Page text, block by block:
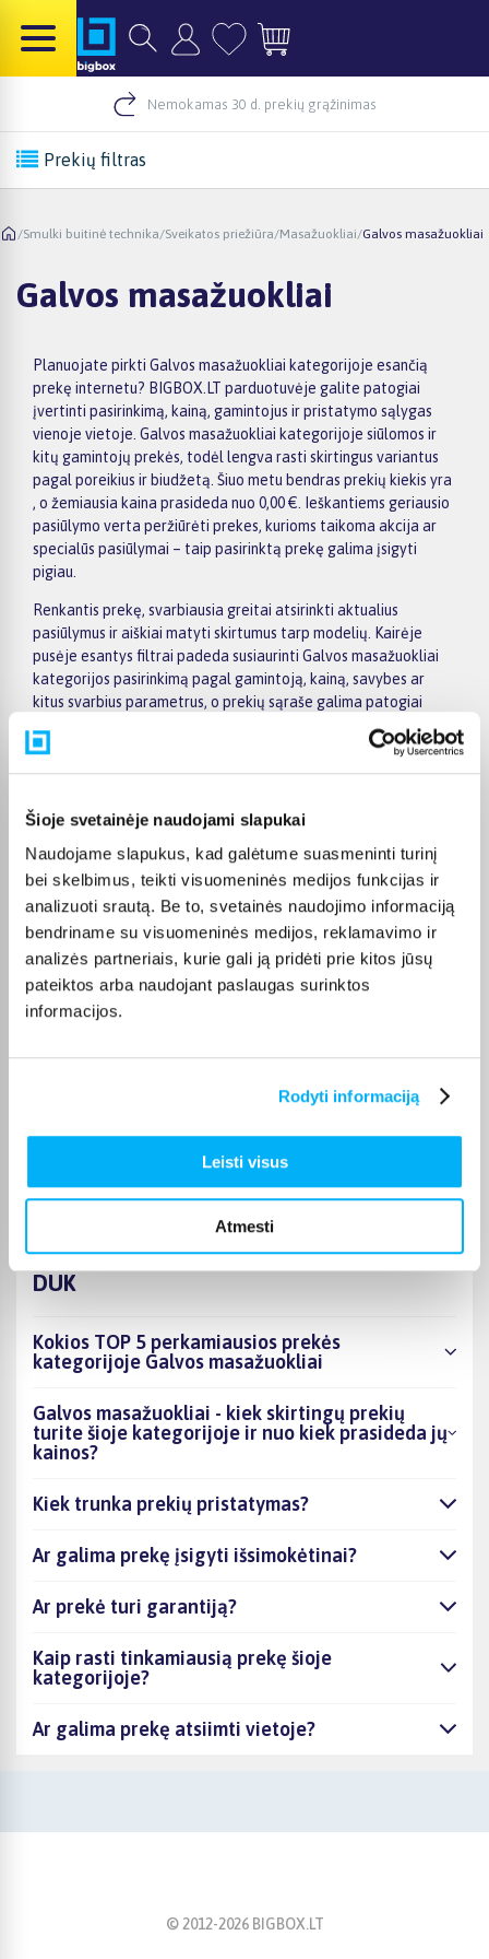
Šioje svetainėje naudojami slapukai
Naudojame slapukus, kad galėtume suasmeninti turinį
bei skelbimus, teikti visuomeninės medijos funkcijas ir
analizuoti srautą. Be to, svetainės naudojimo informaciją
bendriname su visuomeninės medijos, reklamavimo ir
analizės partneriais, kurie gali ją pridėti prie kitos jūsų
pateiktos arba naudojant paslaugas surinktos
informacijos.
Rodyti informaciją
Leisti visus
Atmesti
Nemokamas 30 d. prekių grąžinimas
Prekių filtras
/Smulki buitinė technika/Sveikatos priežiūra/Masažuokliai/Galvos masažuokliai
Galvos masažuokliai
Planuojate pirkti Galvos masažuokliai kategorijoje esančią
prekę internetu? BIGBOX.LT parduotuvėje galite patogiai
įvertinti pasirinkimą, kainą, gamintojus ir pristatymo sąlygas
vienoje vietoje. Galvos masažuokliai kategorijoje siūlomos ir
kitų gamintojų prekės, todėl lengva rasti skirtingus variantus
pagal poreikius ir biudžetą. Šiuo metu bendras prekių kiekis yra
, o žemiausia kaina prasideda nuo 0,00 €. Ieškantiems geriausio
pasiūlymo verta peržiūrėti prekes, kurioms taikoma akcija ar
specialūs pasiūlymai – taip pasirinktą prekę galima įsigyti
pigiau.
Renkantis prekę, svarbiausia greitai atsirinkti aktualius
pasiūlymus ir aiškiai matyti skirtumus tarp modelių. Kairėje
pusėje esantys filtrai padeda susiaurinti Galvos masažuokliai
kategorijos pasirinkimą pagal gamintoją, kainą, savybes ar
kitus svarbius parametrus, o prekių sąraše galima patogiai
palyginti skirtingus pasiūlymus. Atidarius konkrečios prekės
puslapį, rasite detalesnę informaciją apie techninius duomenis,
pristatymo terminą, apmokėjimo būdus ir pirkimo sąlygas,
Didesnės vertės pirkiniams BIGBOX.LT siūlo patogų
apmokėjimą dalimis – visoms prekėms nuo 150 Eur taikomas
nemokamas 24 mėnesių lizingas, todėl norimą prekę galima
įsigyti išsimokėtinai. Užsakymus pristatome visoje Lietuvoje:
pristatymas į paštomatus kainuoja nuo 2,29 €, o užsakymams
nuo 499 € pristatymas į paštomatą nemokamas; kurjerio
pristatymo kaina prasideda nuo 2,99 €. Sandėlyje esančios
prekės paprastai pristatomos per 1–2 darbo dienas, o tikslus
kiekvienos prekės pristatymo terminas nurodomas jos
galite rinktis patogiausią gavimo būdą: pristatymą į
DUK
Kokios TOP 5 perkamiausios prekės
kategorijoje Galvos masažuokliai
Galvos masažuokliai - kiek skirtingų prekių
turite šioje kategorijoje ir nuo kiek prasideda jų
kainos?
Kiek trunka prekių pristatymas?
Ar galima prekę įsigyti išsimokėtinai?
Ar prekė turi garantiją?
Kaip rasti tinkamiausią prekę šioje
kategorijoje?
Ar galima prekę atsiimti vietoje?
© 2012-2026BIGBOX.LT